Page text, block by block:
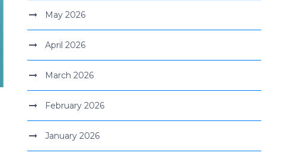
May 2026
April 2026
March 2026
February 2026
January 2026